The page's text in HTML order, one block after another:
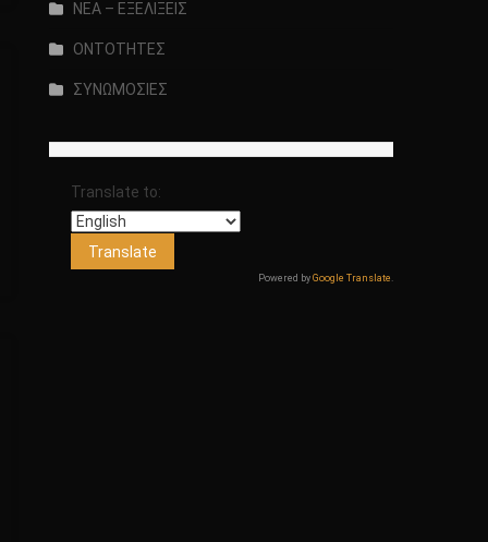
ΝΕΑ – ΕΞΕΛΙΞΕΙΣ
ΟΝΤΟΤΗΤΕΣ
ΣΥΝΩΜΟΣΙΕΣ
Translate to:
Powered by Google Translate .